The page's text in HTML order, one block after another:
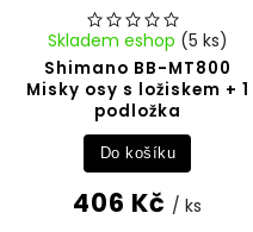
Shimano BB-MT800
Misky osy s ložiskem + 1
podložka
Skladem eshop (5 ks)
406 Kč / ks
Do košíku